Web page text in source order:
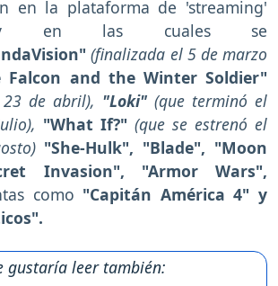
en la plataforma de 'streaming'
las cuales se
(finalizada el 5 de marzo
Falcon and the Winter Soldier"
de abril), "Loki" (que terminó el
"What If?" (que se estrenó el
"She-Hulk", "Blade", "Moon
Invasion", "Armor Wars",
como "Capitán América 4" y
gustaría leer también: